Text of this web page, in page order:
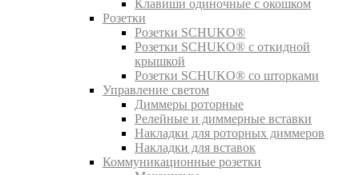
Клавиши одиночные с окошком
Розетки
Розетки SCHUKO®
Розетки SCHUKO® с откидной
крышкой
Розетки SCHUKO® со шторками
Управление светом
Диммеры роторные
Релейные и диммерные вставки
Накладки для роторных диммеров
Накладки для вставок
Коммуникационные розетки